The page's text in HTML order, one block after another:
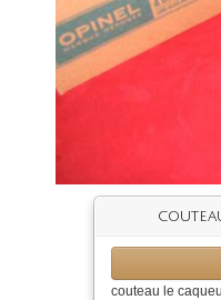
couteau le